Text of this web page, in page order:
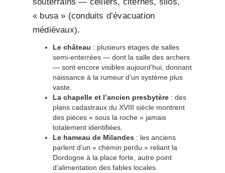
« busa » (conduits d’évacuation
médiévaux).
Le château : plusieurs étages de salles
semi-enterrées — dont la salle des archers
— sont encore visibles aujourd’hui, donnant
naissance à la rumeur d’un système plus
vaste.
La chapelle et l’ancien presbytère : des
plans cadastraux du XVIII siècle montrent
des pièces « sous la roche » jamais
totalement identifiées.
Le hameau de Milandes : les anciens
parlent d’un « chemin perdu » reliant la
Dordogne à la place forte, autre point
d’alimentation des fables locales.